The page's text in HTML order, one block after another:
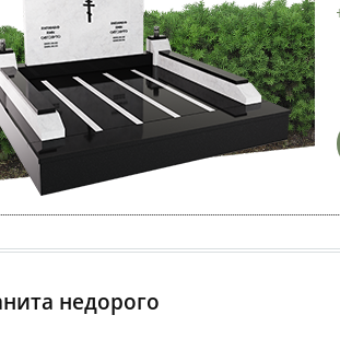
кладбищах Скидка на гранит и мрамор
недорого